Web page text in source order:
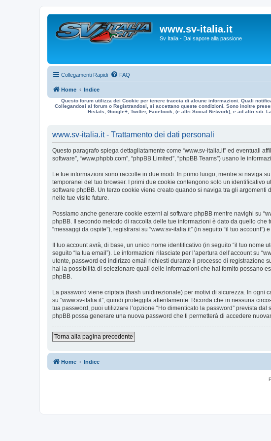
www.sv-italia.it
Sv Italia - Dai sapore alla passione
Collegamenti Rapidi FAQ
Home Indice
Questo forum utilizza dei Cookie per tenere traccia di alcune informazioni. Quali
Collegandosi al forum o Registrandosi, si accettano queste condizioni. Sono inoltre
Histats, Google+, Twitter, Facebook, (e altri Social Network), e ad altri siti.
www.sv-italia.it - Trattamento dei dati personali
Questo paragrafo spiega dettagliatamente come “www.sv-italia.it” ed eventuali
software”, “www.phpbb.com”, “phpBB Limited”, “phpBB Teams”) usano le
Le tue informazioni sono raccolte in due modi. In primo luogo, mentre si naviga
temporanei del tuo browser. I primi due cookie contengono solo un identificativo
software phpBB. Un terzo cookie viene creato quando si naviga tra gli
nelle tue visite future.
Possiamo anche generare cookie esterni al software phpBB mentre navighi su
phpBB. Il secondo metodo di raccolta delle tue informazioni è dato da quello
“messaggi da ospite”), registrarsi su “www.sv-italia.it” (in seguito “il tuo
Il tuo account avrà, di base, un unico nome identificativo (in seguito “il tuo
seguito “la tua email”). Le informazioni rilasciate per l’apertura dell’account su
utente, password ed indirizzo email richiesti durante il processo di registrazione
hai la possibilità di selezionare quali delle informazioni che hai fornito possano
phpBB.
La password viene criptata (hash unidirezionale) per motivi di sicurezza. In
su “www.sv-italia.it”, quindi proteggila attentamente. Ricorda che in nessuna
tua password, puoi utilizzare l’opzione “Ho dimenticato la password” prevista
phpBB possa generare una nuova password che ti permetterà di accedere
Torna alla pagina precedente
Home Indice